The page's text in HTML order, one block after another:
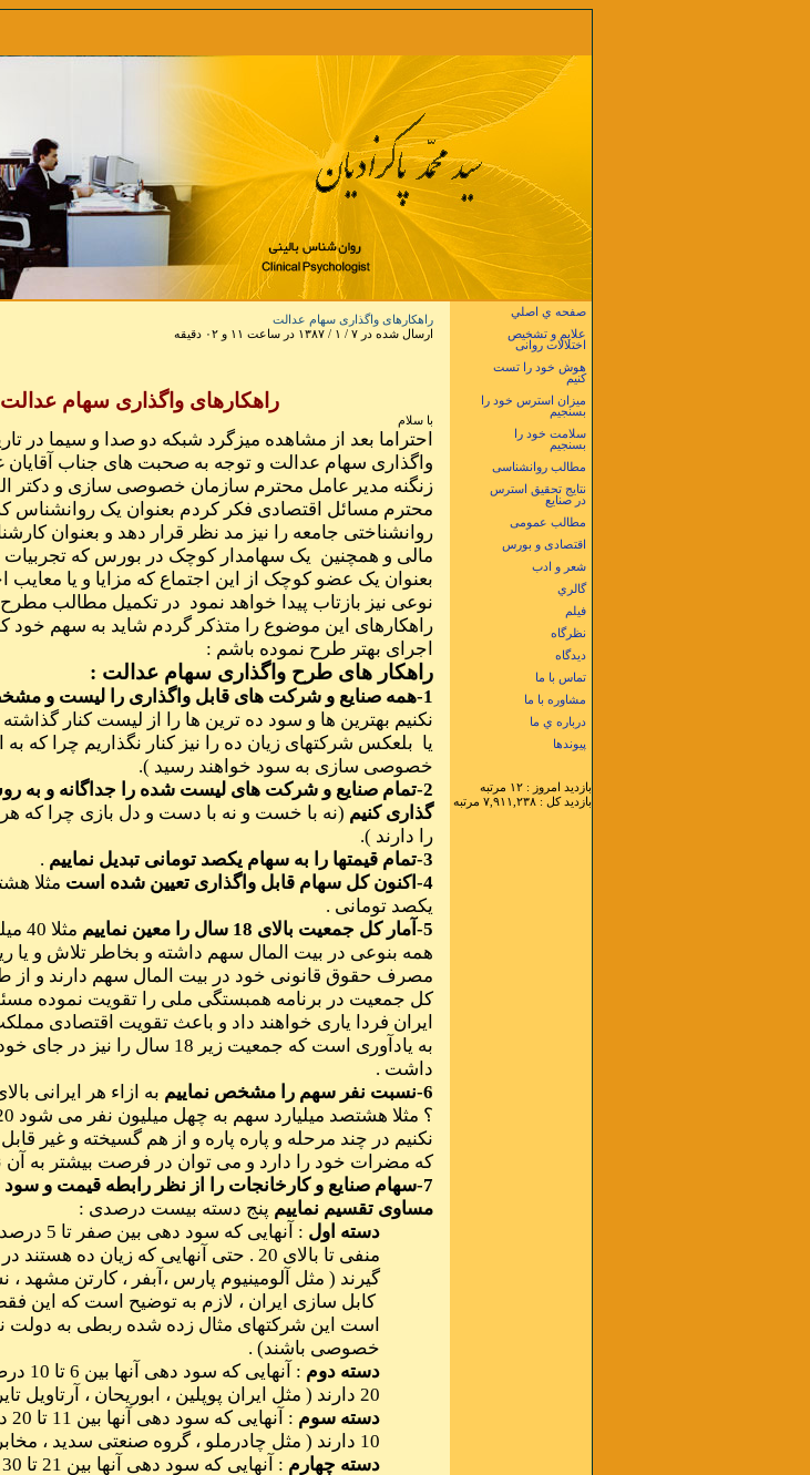
صفحه ي اصلي
علایم و تشخیص
اختلالات روانی
هوش خود را تست
کنیم
میزان استرس خود را
بسنجیم
سلامت خود را
بسنجیم
مطالب روانشناسی
نتایج تحقیق استرس
در صنایع
مطالب عمومی
اقتصادی و بورس
شعر و ادب
گالري
فيلم
نظرگاه
دیدگاه
تماس با ما
مشاوره با ما
درباره ي ما
پيوندها
بازديد امروز : ۱۲ مرتبه
بازديد کل : ۷,۹۱۱,۲۳۸ مرتبه
راهکارهای واگذاری سهام عدالت
ارسال شده در ۷ / ۱ / ۱۳۸۷ در ساعت ۱۱ و ۰۲ دقيقه
راهکارهای واگذاری سهام عدالت
با سلام
واگذاری سهام عدالت و توجه به صحبت های جناب آقایان
زنگنه مدیر عامل محترم سازمان خصوصی سازی و دکتر
محترم مسائل اقتصادی فکر کردم بعنوان یک روانشناس
روانشناختی جامعه را نیز مد نظر قرار دهد و بعنوان
مالی و همچنین یک سهامدار کوچک در بورس که تجربیات
بعنوان یک عضو کوچک از این اجتماع که مزایا و یا
نوعی نیز بازتاب پیدا خواهد نمود در تکمیل مطالب
راهکارهای این موضوع را متذکر گردم شاید به سهم خود
اجرای بهتر طرح نموده باشم :
راهکار های طرح واگذاری سهام عدالت :
1-همه صنایع و شرکت های قابل واگذاری را لیست و مشخص نماییم
نکنیم بهترین ها و سود ده ترین ها را از لیست کنار
یا بلعکس شرکتهای زیان ده را نیز کنار نگذاریم چرا که به
خصوصی سازی به سود خواهند رسید ).
2-تمام صنایع و شرکت های لیست شده را جداگانه و
گذاری کنیم (نه با خست و نه با دست و دل بازی چرا که
را دارند ).
3-تمام قیمتها را به سهام یکصد تومانی تبدیل نماییم
.
4-اکنون کل سهام قابل واگذاری تعیین شده است
مثلا
یکصد تومانی .
5-آمار کل جمعیت بالای 18 سال را معین نماییم
همه بنوعی در بیت المال سهم داشته و بخاطر تلاش و یا
مصرف حقوق قانونی خود در بیت المال سهم دارند و
کل جمعیت در برنامه همبستگی ملی را تقویت نموده
ایران فردا یاری خواهند داد و باعث تقویت اقتصادی
به یادآوری است که جمعیت زیر 18 سال
داشت .
6-نسبت نفر سهم را مشخص نماییم
نکنیم در چند مرحله و پاره پاره و از هم گسیخته و غیر
که مضرات خود را دارد و می توان در فرصت بیشتر به آن
7-سهام صنایع و کارخانجات را از نظر رابطه قیمت و
مساوی تقسیم نماییم پنج دسته بیست درصدی :
دسته اول : آنهایی که سود دهی بین صفر تا 5 درصد دارند مثلا
منفی تا بالای 20 . حتی آنهایی که زیان ده
گیرند ( مثل آلومینیوم پارس ،آبفر ، کارتن مشهد
کابل سازی ایران ، لازم به توضیح است که این
است این شرکتهای مثال زده شده ربطی به دولت
خصوصی باشند) .
دسته دوم : آنهایی که سود دهی آنها بین 6 تا 10 درصد است
20 دارند ( مثل ایران پوپلین ، ابوریحان ، آرتاویل تایر ، ارج).
دسته سوم : آنهایی که سود دهی آنها بین 11 تا 20 درصد است
10 دارند ( مثل چادرملو ، گروه صنعتی سدید ، مخابرات راه دور ).
دسته چهارم : آنهایی که سود دهی آنها بین 21 تا 30 درصد است